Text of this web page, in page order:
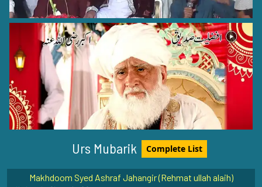
Urs Mubarik Complete List
Hazrat Khawaja Ghulam Hassan Peer Sewag Rehmat
Ullah Alaih
Sewag - Layyah - 13
Hazrat Baba Syed Lal Shah Qalandar Rehmat Ullah Alaih
Surasi - Murree - 2
Makhdoom Syed Ashraf Jahangir (Rehmat ullah alaih)
Kichaucha Shareef - 28